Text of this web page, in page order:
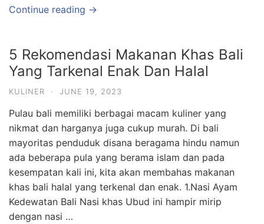
Continue reading →
5 Rekomendasi Makanan Khas Bali
Yang Tarkenal Enak Dan Halal
KULINER · JUNE 19, 2023
Pulau bali memiliki berbagai macam kuliner yang
nikmat dan harganya juga cukup murah. Di bali
mayoritas penduduk disana beragama hindu namun
ada beberapa pula yang berama islam dan pada
kesempatan kali ini, kita akan membahas makanan
khas bali halal yang terkenal dan enak. 1.Nasi Ayam
Kedewatan Bali Nasi khas Ubud ini hampir mirip
dengan nasi …